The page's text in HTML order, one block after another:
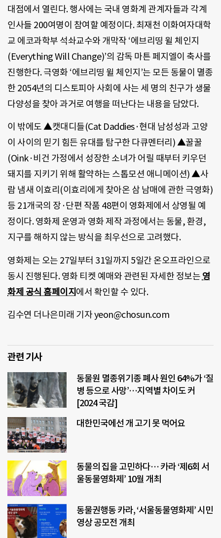
대점에서 열린다. 행사에는 국내 영화계 관계자들과 각계
인사들 200여명이 참여할 예정이다. 최재천 이화여자대학
교 에코과학부 석솨교수와 개막작 ‘에브리띵 윌 체인지
(Everything Will Change)’의 감독 마튼 페지엘이 축사를
진행한다. 극영화 ‘에브리띵 윌 체인지’는 모든 동물이 멸종
한 2054년의 디스토피아 사회에 사는 세 명의 친구가 생물
다양성을 찾아 과거로 여행을 떠난다는 내용을 담았다.
이 밖에도 ▲캣대디들(Cat Daddies·현대 남성성과 고양
이 사이의 믿기 힘든 유대를 탐구한 다큐멘터리) ▲꿀꿀
(Oink·비건 가정에서 성장한 소녀가 어릴 때부터 키우던
돼지를 지키기 위해 활약하는 스톱모션 애니메이션) ▲사
람 냄새 이효리(이효리에게 찾아온 삼 남매에 관한 극영화)
등 21개국의 장·단편 작품 48편이 영화제에서 상영될 예
정이다. 영화제 운영과 영화 제작 과정에서는 동물, 환경,
지구를 해하지 않는 방식을 최우선으로 고려했다.
영화제는 오는 27일부터 31일까지 5일간 온오프라인으로
동시 진행된다. 영화 티켓 예매와 관련된 자세한 정보는 영
화제 공식 홈페이지에서 확인할 수 있다.
김수연 더나은미래 기자 yeon@chosun.com
관련 기사
동물원 멸종위기종 폐사 원인 64%가 ‘질
병 등으로 사망’…지역별 차이도 커
[2024 국감]
대한민국에선 개 고기 못 먹어요
동물의 집을 고민하다… 카라 ‘제6회 서
울동물영화제’ 10월 개최
동물권행동 카라, ‘서울동물영화제’ 시민
영상 공모전 개최